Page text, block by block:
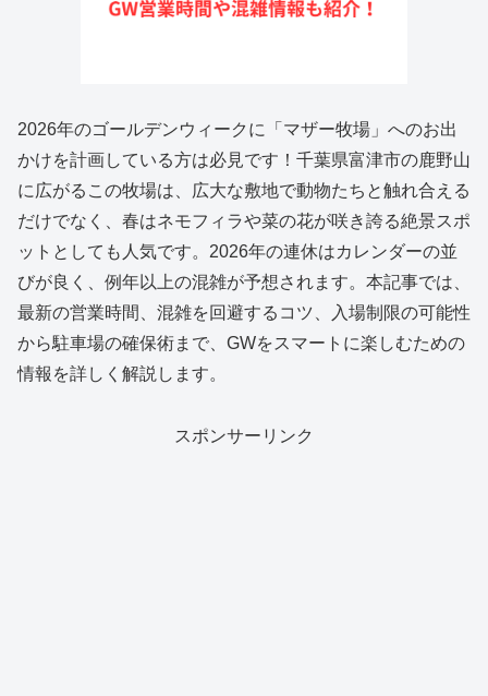
2026年のゴールデンウィークに「マザー牧場」へのお出
かけを計画している方は必見です！千葉県富津市の鹿野山
に広がるこの牧場は、広大な敷地で動物たちと触れ合える
だけでなく、春はネモフィラや菜の花が咲き誇る絶景スポ
ットとしても人気です。2026年の連休はカレンダーの並
びが良く、例年以上の混雑が予想されます。本記事では、
最新の営業時間、混雑を回避するコツ、入場制限の可能性
から駐車場の確保術まで、GWをスマートに楽しむための
情報を詳しく解説します。
スポンサーリンク